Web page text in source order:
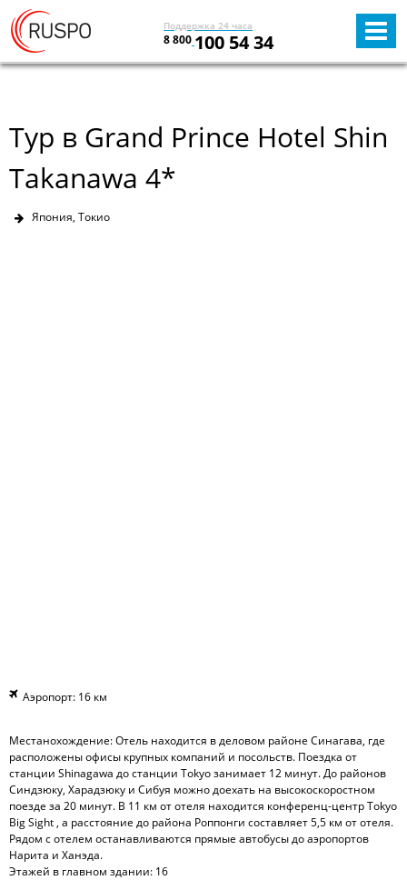
Поддержка 24 часа
8 800 100 54 34
Тур в Grand Prince Hotel Shin
Takanawa 4*
Япония, Токио
Аэропорт: 16 км
Местанохождение: Отель находится в деловом районе Синагава, где
расположены офисы крупных компаний и посольств. Поездка от
станции Shinagawa до станции Tokyo занимает 12 минут. До районов
Синдзюку, Харадзюку и Сибуя можно доехать на высокоскоростном
поезде за 20 минут. В 11 км от отеля находится конференц-центр Tokyo
Big Sight , а расстояние до района Роппонги составляет 5,5 км от отеля.
Рядом с отелем останавливаются прямые автобусы до аэропортов
Нарита и Ханэда.
Этажей в главном здании: 16